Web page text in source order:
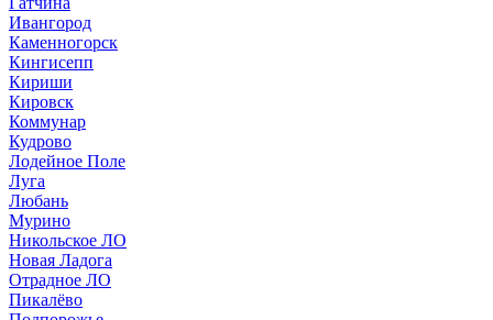
Ивангород
Каменногорск
Кингисепп
Кириши
Кировск
Коммунар
Кудрово
Лодейное Поле
Луга
Любань
Мурино
Никольское ЛО
Новая Ладога
Отрадное ЛО
Пикалёво